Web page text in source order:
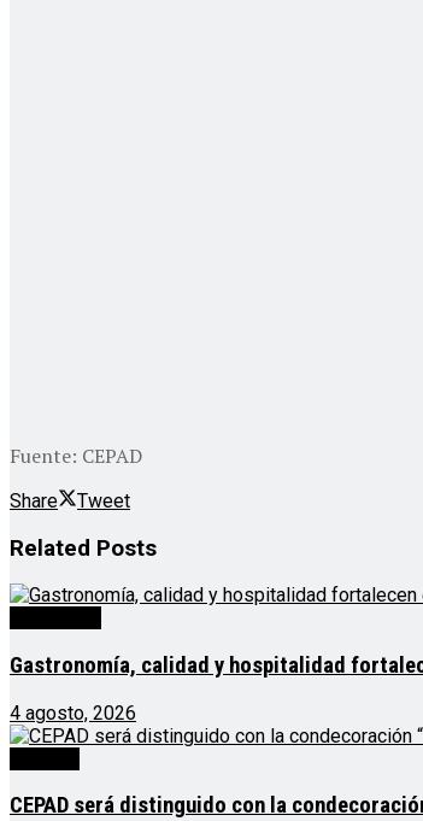
Fuente: CEPAD
Share Tweet
Related Posts
Gastronomía, calidad y hospitalidad
4 agosto, 2026
CEPAD será distinguido con la